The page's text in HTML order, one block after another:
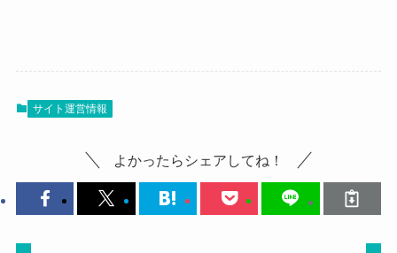
サイト運営情報
よかったらシェアしてね！